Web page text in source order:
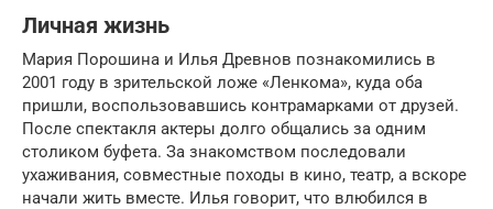
Личная жизнь
Мария Порошина и Илья Древнов познакомились в
2001 году в зрительской ложе «Ленкома», куда оба
пришли, воспользовавшись контрамарками от друзей.
После спектакля актеры долго общались за одним
столиком буфета. За знакомством последовали
ухаживания, совместные походы в кино, театр, а вскоре
начали жить вместе. Илья говорит, что влюбился в